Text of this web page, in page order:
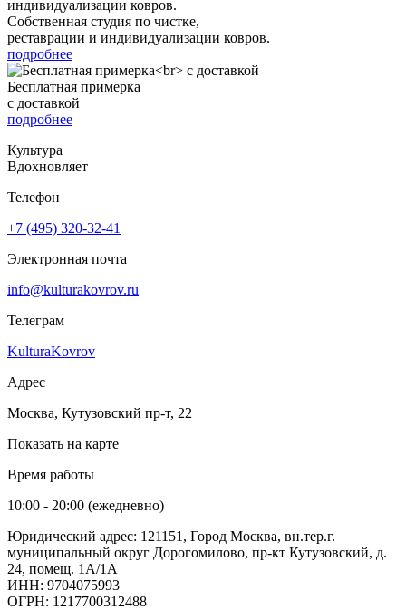
Собственная студия по чистке,
реставрации и индивидуализации ковров.
подробнее
Бесплатная примерка
с доставкой
подробнее
Культура
Вдохновляет
Телефон
+7 (495) 320-32-41
Электронная почта
info@kulturakovrov.ru
Телеграм
KulturaKovrov
Адрес
Москва, Кутузовский пр-т, 22
Показать на карте
Время работы
10:00 - 20:00 (ежедневно)
Юридический адрес: 121151, Город Москва, вн.тер.г.
муниципальный округ Дорогомилово, пр-кт Кутузовский, д.
24, помещ. 1А/1А
ИНН: 9704075993
ОГРН: 1217700312488